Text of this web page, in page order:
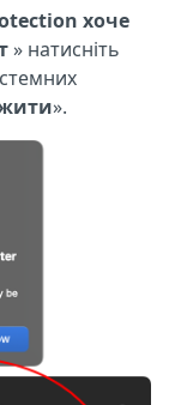
хоче
» натисніть
».